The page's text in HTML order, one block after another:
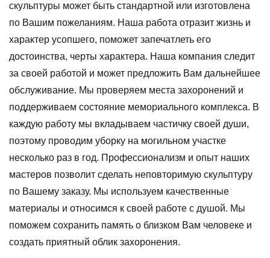
скульптуры может быть стандартной или изготовлена
по Вашим пожеланиям. Наша работа отразит жизнь и
характер усопшего, поможет запечатлеть его
достоинства, черты характера. Наша компания следит
за своей работой и может предложить Вам дальнейшее
обслуживание. Мы проверяем места захоронений и
поддерживаем состояние мемориального комплекса. В
каждую работу мы вкладываем частичку своей души,
поэтому проводим уборку на могильном участке
несколько раз в год. Профессионализм и опыт наших
мастеров позволит сделать неповторимую скульптуру
по Вашему заказу. Мы используем качественные
материалы и относимся к своей работе с душой. Мы
поможем сохранить память о близком Вам человеке и
создать приятный облик захоронения.